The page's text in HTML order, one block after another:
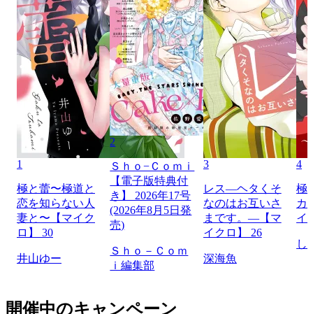
1
極と蕾〜極道と
恋を知らない人
妻と〜【マイク
ロ】 30
井山ゆー
2
Ｓｈｏ−Ｃｏｍｉ
【電子版特典付
き】 2026年17号
(2026年8月5日発
売)
Ｓｈｏ－Ｃｏｍ
ｉ編集部
3
レス―ヘタくそ
なのはお互いさ
まです。―【マ
イクロ】 26
深海魚
4
極
カ
イ
し
開催中のキャンペーン